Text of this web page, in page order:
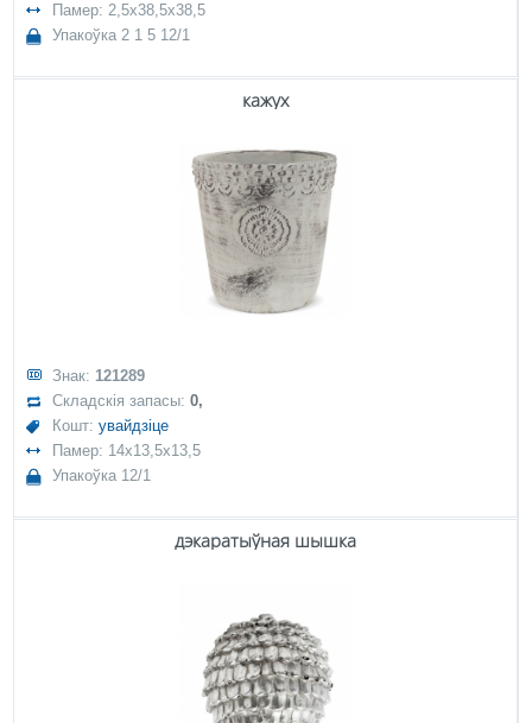
Памер: 2,5x38,5x38,5
Упакоўка 2 1 5 12/1
кажух
Знак: 121289
Складскія запасы:0,
Кошт:увайдзіце
Памер: 14x13,5x13,5
Упакоўка 12/1
дэкаратыўная шышка